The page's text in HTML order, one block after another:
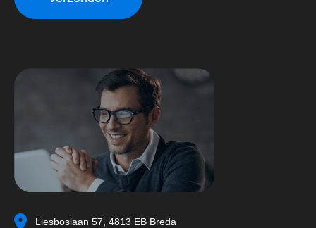
Liesboslaan 57, 4813 EB Breda